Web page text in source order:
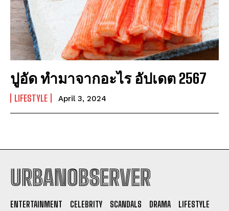
I WANT IN
ปูอัด ทำมาจากอะไร อัปเดต 2567
LIFESTYLE April 3, 2024
URBANOBSERVER
ENTERTAINMENT CELEBRITY SCANDALS DRAMA
LIFESTYLE